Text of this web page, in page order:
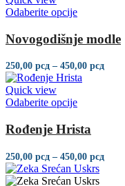
Odaberite opcije
Novogodišnje modle
250,00 рсд – 450,00 рсд
Quick view
Odaberite opcije
Rođenje Hrista
250,00 рсд – 450,00 рсд